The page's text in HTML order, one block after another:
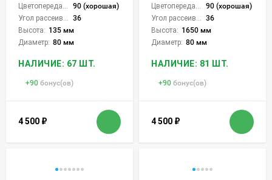
90 (хорошая)
36
Высота: 135 мм
Диаметр: 80 мм
НАЛИЧИЕ: 67 ШТ.
+90 бонус(ов)
4 500 ₽
90 (хорошая)
36
Высота: 1650 мм
Диаметр: 80 мм
НАЛИЧИЕ: 81 ШТ.
+90 бонус(ов)
4 500 ₽